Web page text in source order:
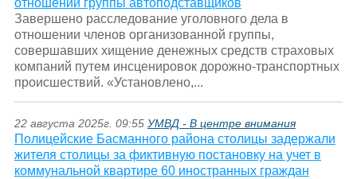
отношении группы автоподставщиков
Завершено расследование уголовного дела в
отношении членов организованной группы,
совершавших хищение денежных средств страховых
компаний путем инсценировок дорожно-транспортных
происшествий. «Установлено,...
22 августа 2025г. 09:55 УМВД - В центре внимания
Полицейские Басманного района столицы задержали
жителя столицы за фиктивную постановку на учет в
коммунальной квартире 60 иностранных граждан